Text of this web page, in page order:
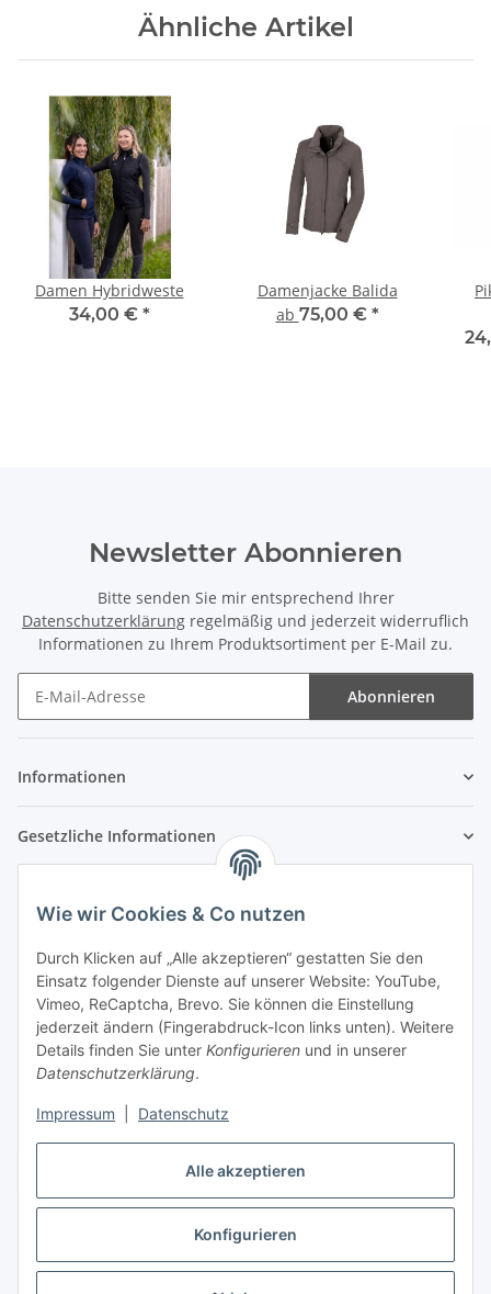
Alle akzeptieren
Konfigurieren
Wie wir Cookies & Co nutzen
Durch Klicken auf „Alle akzeptieren“ gestatten Sie den
Einsatz folgender Dienste auf unserer Website: YouTube,
Vimeo, ReCaptcha, Brevo. Sie können die Einstellung
jederzeit ändern (Fingerabdruck-Icon links unten). Weitere
Details finden Sie unter Konfigurieren und in unserer
Datenschutzerklärung.
Impressum Datenschutz
Ähnliche Artikel
Damen Hybridweste
34,00 € *
Damenjacke Balida
ab 75,00 € *
Newsletter Abonnieren
Bitte senden Sie mir entsprechend Ihrer
Datenschutzerklärung regelmäßig und jederzeit widerruflich
Informationen zu Ihrem Produktsortiment per E-Mail zu.
Abonnieren
Informationen
Gesetzliche Informationen
Vertrag widerrufen